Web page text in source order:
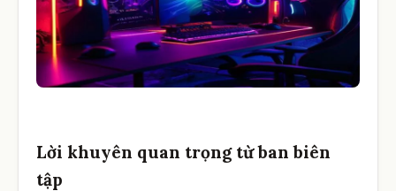
Lời khuyên quan trọng từ ban biên
tập